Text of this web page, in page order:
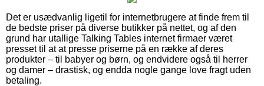
Det er usædvanlig ligetil for internetbrugere at finde frem til
de bedste priser på diverse butikker på nettet, og af den
grund har utallige Talking Tables internet firmaer været
presset til at at presse priserne på en række af deres
produkter – til babyer og børn, og endvidere også til herrer
og damer – drastisk, og endda nogle gange love fragt uden
betaling.